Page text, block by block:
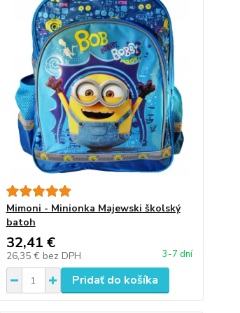
Mimoni - Minionka Majewski školský
batoh
32,41 €
26,35 € bez DPH 3-7 dní
Pridať do košíka